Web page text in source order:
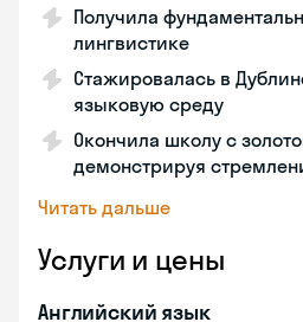
Получила
лингвистике
Стажировалась в
языковую среду
Окончила школу с
демонстрируя
Читать дальше
Услуги и цены
Английский язык